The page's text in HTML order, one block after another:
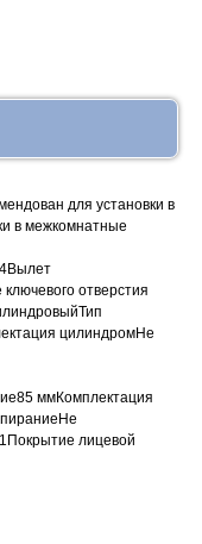
для установки в
в межкомнатные
отверстия
цилиндромНе
ммКомплектация
лицевой